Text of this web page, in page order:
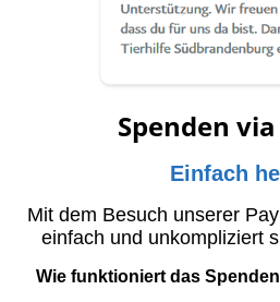
Spenden
Einfach
Mit dem Besuch unserer
einfach und unkompliziert
Wie funktioniert das